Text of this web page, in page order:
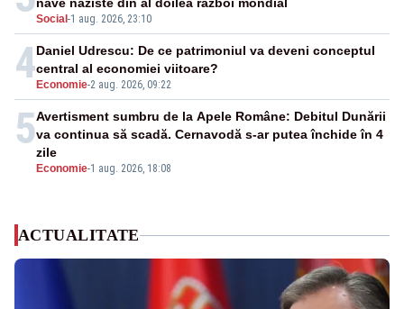
Social -1 aug. 2026, 23:10
4 Economie-2 aug. 2026, 09:22
Daniel Udrescu: De ce patrimoniul va deveni conceptul
central al economiei viitoare?
5
Economie-1 aug. 2026, 18:08
Avertisment sumbru de la Apele Române: Debitul Dunării
va continua să scadă. Cernavodă s-ar putea închide în 4
zile
ACTUALITATE